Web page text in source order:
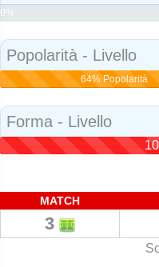
0%
Popolarità - Livello
64% Popolarità
Forma - Livello
MATCH
3